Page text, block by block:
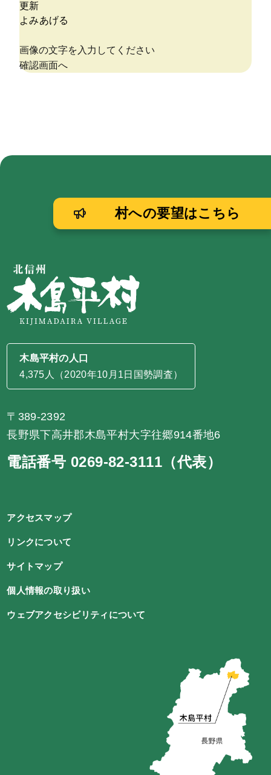
木島平村の人口
4,375人（2020年10月1日国勢調査）
〒389-2392
長野県下高井郡木島平村大字往郷914番地6
電話番号 0269-82-3111（代表）
村への要望はこちら
アクセスマップ
リンクについて
サイトマップ
個人情報の取り扱い
ウェブアクセシビリティについて